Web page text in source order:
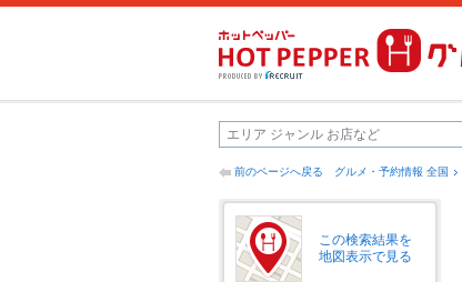
前のページへ戻る グルメ・予約情報 全国
この検索結果を
地図表示で見る